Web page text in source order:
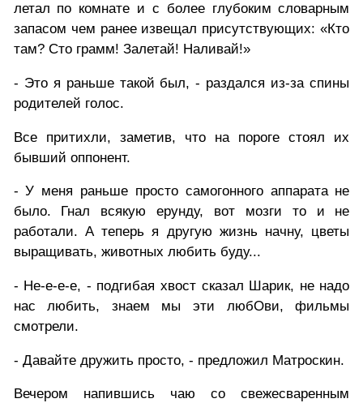
летал по комнате и с более глубоким словарным
запасом чем ранее извещал присутствующих: «Кто
там? Сто грамм! Залетай! Наливай!»
- Это я раньше такой был, - раздался из-за спины
родителей голос.
Все притихли, заметив, что на пороге стоял их
бывший оппонент.
- У меня раньше просто самогонного аппарата не
было. Гнал всякую ерунду, вот мозги то и не
работали. А теперь я другую жизнь начну, цветы
выращивать, животных любить буду...
- Не-е-е-е, - подгибая хвост сказал Шарик, не надо
нас любить, знаем мы эти любОви, фильмы
смотрели.
- Давайте дружить просто, - предложил Матроскин.
Вечером напившись чаю со свежесваренным